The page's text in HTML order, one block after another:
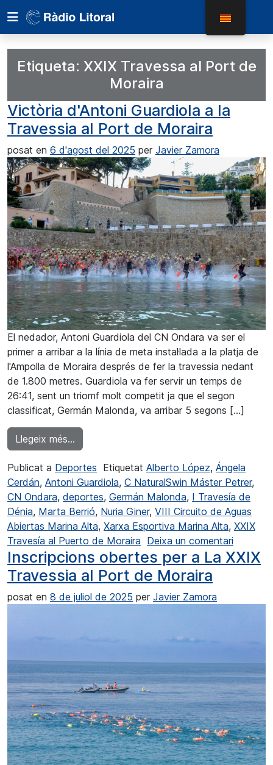
Etiqueta: XXIX Travessa al Port de
Moraira
Victòria d'Antoni Guardiola a la
Travessia al Port de Moraira
posat en 6 d'agost del 2025 per Javier Zamora
El nedador, Antoni Guardiola del CN Ondara va ser el
primer a arribar a la línia de meta instal·lada a la platja de
l'Ampolla de Moraira després de fer la travessia nedant
de 1.800 metres. Guardiola va fer servir un temps de
26:41, sent un triomf molt competit ja que el segon
classificat, Germán Malonda, va arribar 5 segons […]
Llegeix més…
Publicat a Deportes Etiquetat Alberto López, Ángela
Cerdán, Antoni Guardiola, C NaturalSwin Máster Petrer,
CN Ondara, deportes, Germán Malonda, I Travesía de
Dénia, Marta Berrió, Nuria Giner, VIII Circuito de Aguas
Abiertas Marina Alta, Xarxa Esportiva Marina Alta, XXIX
Travesía al Puerto de Moraira Deixa un comentari
Inscripcions obertes per a La XXIX
Travessia al Port de Moraira
posat en 8 de juliol de 2025 per Javier Zamora